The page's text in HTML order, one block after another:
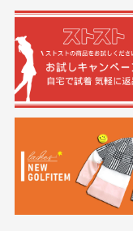
30代女性
高価なブルゾ
何点ご購入頂
いております
また5,000円(
※必ず１つの
ご注文下さい
定休日はあ
一点一点手作業
差が生じる場合
においについて
ユーズド商品の
すが、におい（
り、柔軟剤等)